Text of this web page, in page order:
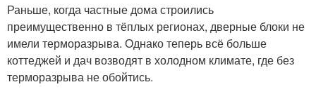
Раньше, когда частные дома строились
преимущественно в тёплых регионах, дверные блоки не
имели терморазрыва. Однако теперь всё больше
коттеджей и дач возводят в холодном климате, где без
терморазрыва не обойтись.